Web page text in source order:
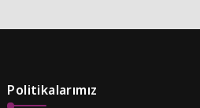
Politikalarımız